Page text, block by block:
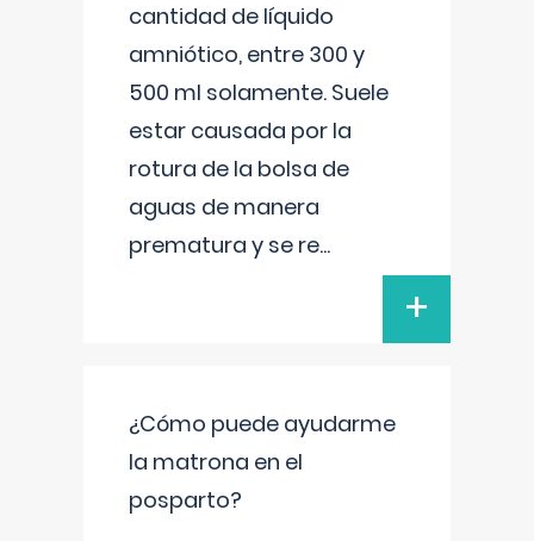
cantidad de líquido
amniótico, entre 300 y
500 ml solamente. Suele
estar causada por la
rotura de la bolsa de
aguas de manera
prematura y se re...
+
¿Cómo puede ayudarme
la matrona en el
posparto?